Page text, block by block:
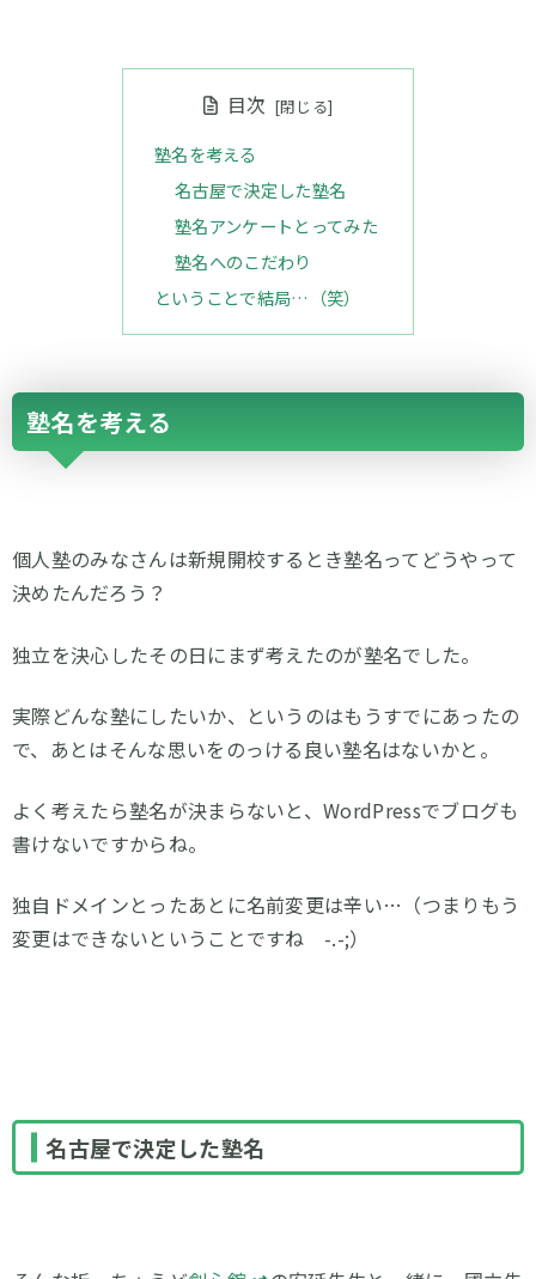
目次
塾名を考える
名古屋で決定した塾名
塾名アンケートとってみた
塾名へのこだわり
ということで結局…（笑）
塾名を考える
個人塾のみなさんは新規開校するとき塾名ってどうやって
決めたんだろう？
独立を決心したその日にまず考えたのが塾名でした。
実際どんな塾にしたいか、というのはもうすでにあったの
で、あとはそんな思いをのっける良い塾名はないかと。
よく考えたら塾名が決まらないと、WordPressでブログも
書けないですからね。
独自ドメインとったあとに名前変更は辛い…（つまりもう
変更はできないということですね -.-;）
名古屋で決定した塾名